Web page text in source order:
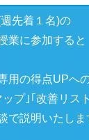
先着１名)の
業に参加すると
用の得点UPへ
ップ｣｢改善リス
で説明いたしま